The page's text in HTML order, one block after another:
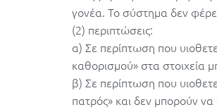
γονέα. Το σύστημα δεν
(2) περιπτώσεις:
α) Σε περίπτωση που
καθορισμού» στα στοιχεία
β) Σε περίπτωση που
πατρός» και δεν μπορούν